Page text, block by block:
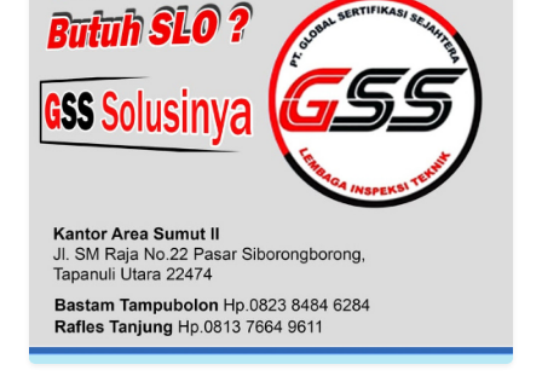
WN
KEPRI
WN
PAPUA
BARAT
WN
RIAU